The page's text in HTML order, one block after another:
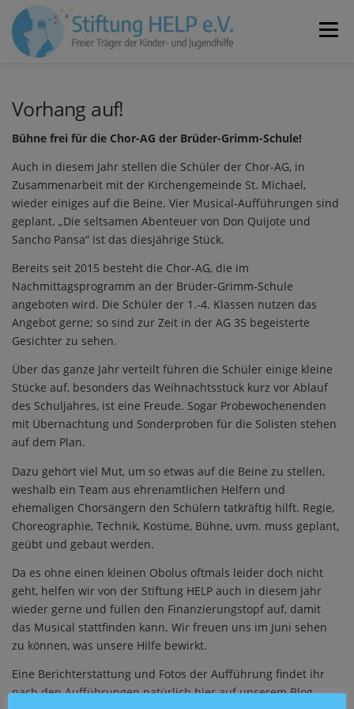
Zum
Inhalt
springen
Menü
Vorhang auf!
Bühne frei für die Chor-AG der Brüder-Grimm-Schule!
Auch in diesem Jahr stellen die Schüler der Chor-AG, in
Zusammenarbeit mit der Kirchengemeinde St. Michael,
wieder einiges auf die Beine. Vier Musical-Aufführungen sind
geplant. „Die seltsamen Abenteuer von Don Quijote und
Sancho Pansa“ ist das diesjährige Stück.
Bereits seit 2015 besteht die Chor-AG, die im
Nachmittagsprogramm an der Brüder-Grimm-Schule
angeboten wird. Die Schüler der 1.-4. Klassen nutzen das
Angebot gerne; so sind zur Zeit in der AG 35 begeisterte
Gesichter zu sehen.
Über das ganze Jahr verteilt führen die Schüler einige kleine
Stücke auf, besonders das Weihnachtsstück kurz vor Ablauf
des Schuljahres, ist eine Freude. Sogar Probewochenenden
mit Übernachtung und Sonderproben für die Solisten stehen
auf dem Plan.
Dazu gehört viel Mut, um so etwas auf die Beine zu stellen,
weshalb ein Team aus ehrenamtlichen Helfern und
ehemaligen Chorsängern den Schülern tatkräftig hilft. Regie,
Choreographie, Technik, Kostüme, Bühne, uvm. muss geplant,
geübt und gebaut werden.
Da es ohne einen kleinen Obolus oftmals leider doch nicht
geht, helfen wir von der Stiftung HELP auch in diesem Jahr
wieder gerne und füllen den Finanzierungstopf auf, damit
das Musical stattfinden kann. Wir freuen uns im Juni sehen
zu können, was unsere Hilfe bewirkt.
Eine Berichterstattung und Fotos der Aufführung findet ihr
nach den Aufführungen natürlich hier auf unserem Blog.